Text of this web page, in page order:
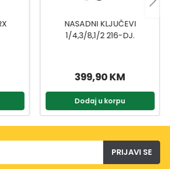
NASADNI KLJUČEVI
1/4,3/8,1/2 216-DJ.
399,90 KM
Dodaj u korpu
PRIJAVI SE